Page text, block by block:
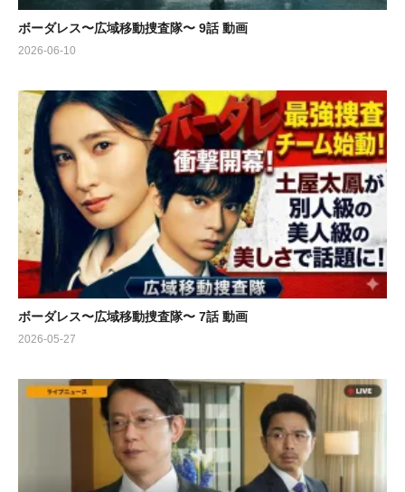
ボーダレス〜広域移動捜査隊〜 9話 動画
2026-06-10
ボーダレス〜広域移動捜査隊〜 7話 動画
2026-05-27